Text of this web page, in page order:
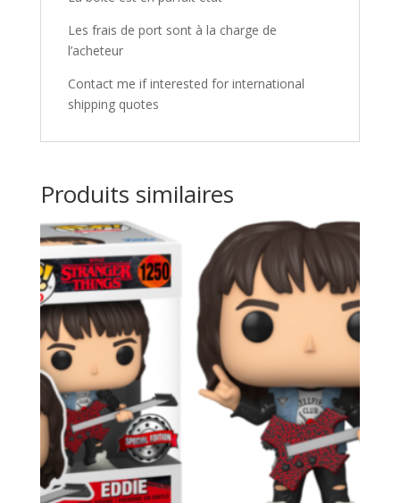
Les frais de port sont à la charge de
l’acheteur
Contact me if interested for international
shipping quotes
Produits similaires